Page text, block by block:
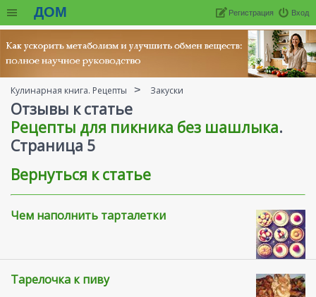
ДОМ Вход
Регистрация
Кулинарная книга. Рецепты Закуски
Отзывы к статье
Рецепты для пикника без шашлыка.
Cтраница 5
Вернуться к статье
Чем наполнить тарталетки
Тарелочка к пиву